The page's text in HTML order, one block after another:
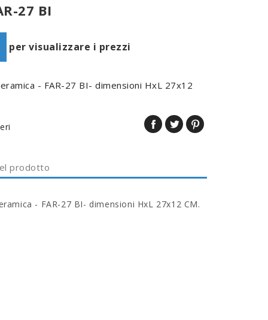
27 BI
per visualizzare i prezzi
- FAR-27 BI- dimensioni HxL 27x12
prodotto
- FAR-27 BI- dimensioni HxL 27x12 CM.